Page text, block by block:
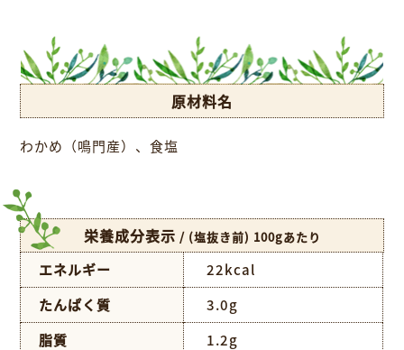
原材料名
わかめ（鳴門産）、食塩
栄養成分表示 / (塩抜き前) 100gあたり
エネルギー
22kcal
たんぱく質
3.0g
脂質
1.2g